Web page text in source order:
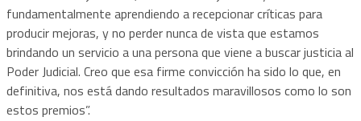
fundamentalmente aprendiendo a recepcionar críticas para
producir mejoras, y no perder nunca de vista que estamos
brindando un servicio a una persona que viene a buscar justicia al
Poder Judicial. Creo que esa firme convicción ha sido lo que, en
definitiva, nos está dando resultados maravillosos como lo son
estos premios”.